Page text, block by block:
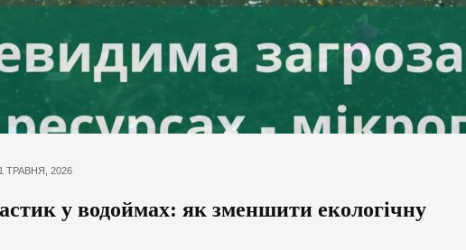
ТРАВНЯ, 2026
у водоймах: як зменшити екологічну